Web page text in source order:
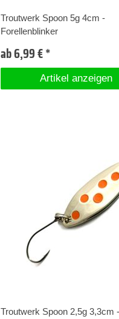
Troutwerk Spoon 5g 4cm -
Forellenblinker
ab 6,99 € *
Artikel anzeigen
Troutwerk Spoon 2,5g 3,3cm